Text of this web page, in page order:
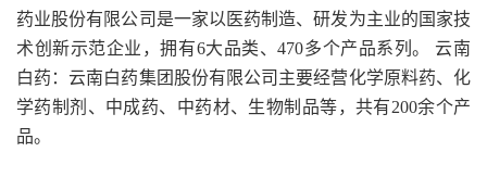
药业股份有限公司是一家以医药制造、研发为主业的国家技
术创新示范企业，拥有6大品类、470多个产品系列。 云南
白药：云南白药集团股份有限公司主要经营化学原料药、化
学药制剂、中成药、中药材、生物制品等，共有200余个产
品。